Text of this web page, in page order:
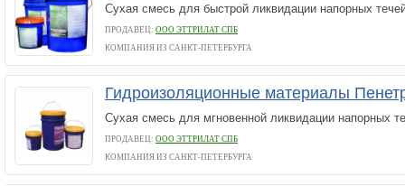
Сухая смесь для быстрой ликвидации напорных
ПРОДАВЕЦ: ООО ЭТТРИЛАТ СПБ
КОМПАНИЯ ИЗ САНКТ-ПЕТЕРБУРГА
Гидроизоляционные материалы
Сухая смесь для мгновенной ликвидации напорных
ПРОДАВЕЦ: ООО ЭТТРИЛАТ СПБ
КОМПАНИЯ ИЗ САНКТ-ПЕТЕРБУРГА